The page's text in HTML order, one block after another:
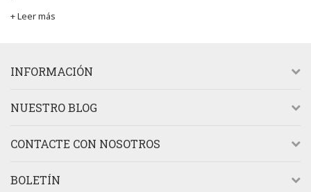
+ Leer más
INFORMACIÓN
NUESTRO BLOG
CONTACTE CON NOSOTROS
BOLETÍN